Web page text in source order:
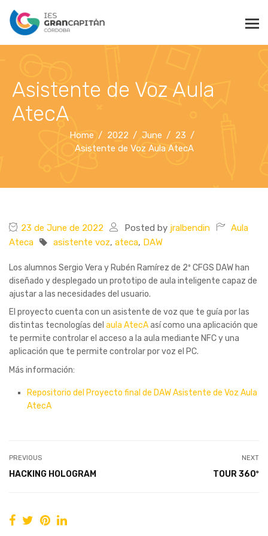
Asistente de Voz Aula
AtecA
Home 2022 June
23
Asistente de Voz Aula AtecA
23 de June de 2022 Posted by jralbendin
Aula
Ateca
asistente voz, ateca, DAW
Los alumnos Sergio Vera y Rubén Ramírez de 2º CFGS DAW han
diseñado y desplegado un prototipo de aula inteligente capaz de
ajustar a las necesidades del usuario.
El proyecto cuenta con un asistente de voz que te guía por las
distintas tecnologías del aula AtecAasí como una aplicación que
te permite controlar el acceso a la aula mediante NFC y una
aplicación que te permite controlar por voz el PC.
Más información:
Repositorio del Proyecto final de DAW Asistente de Voz Aula
AtecA
PREVIOUS
HACKING HOLOGRAM
NEXT
TOUR 360º